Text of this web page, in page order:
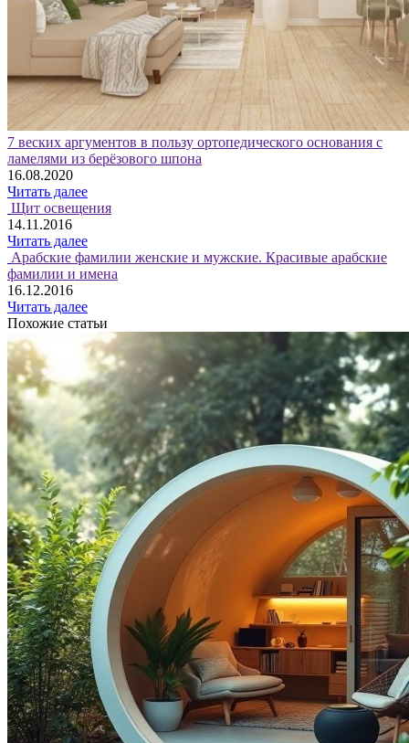
7 веских аргументов в пользу ортопедического основания с
ламелями из берёзового шпона
16.08.2020
Читать далее
Щит освещения
14.11.2016
Читать далее
Арабские фамилии женские и мужские. Красивые арабские
фамилии и имена
16.12.2016
Читать далее
Похожие статьи